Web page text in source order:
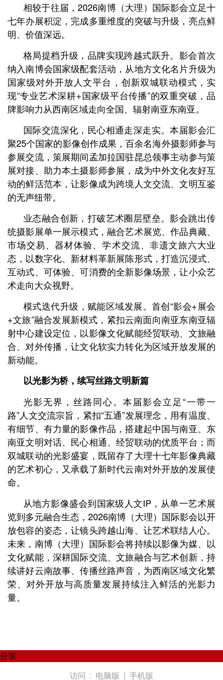
相较于往届，2026南博（大理）国际影会立足十
七年办展积淀，完成多重维度的突破与升级，亮点鲜
明、价值深远。
格局提档升级，品牌实现跨越式跃升。影会首次
纳入南博会国家级配套活动，从地方文化名片升级为
国家级对外开放人文平台，创新双城联动模式，实
现“专业艺术深耕+国家级平台传播”的双重突破，品
牌影响力从西南区域走向全国、辐射南亚东南亚。
国际交流深化，民心相通走深走实。本届影会汇
聚25个国家的影像创作成果，百余名海外摄影师参与
参展交流，策展期间孟加拉国驻昆总领事主动参与策
展对接、助力本土摄影师参展，成为中外文化友好互
动的鲜活范本，让影像成为跨境人文交流、文明互鉴
的无声纽带。
业态融合创新，打破艺术圈层壁垒。影会跳出传
统摄影展单一展示模式，融合艺术展览、作品典藏、
市场交易、器材体验、学术交流、非遗文旅六大业
态，以数字化、新材料革新展陈形式，打造沉浸式、
互动式、可体验、可消费的全新影像场景，让小众艺
术走向大众视野。
模式迭代升级，赋能区域发展。首创“影会+展会
+文旅”融合发展新模式，紧扣云南面向南亚东南亚辐
射中心建设定位，以影像文化赋能经贸联动、文旅融
合、对外传播，让文化软实力转化为区域开放发展的
新动能。
以光影为桥，续写丝路文明新篇
光影无界，丝路同心。本届影会立足“一带一
路”人文交流宗旨，紧扣“五通”发展理念，用有温度、
有细节、有力量的影像作品，搭建起中国与南亚、东
南亚文明对话、民心相通、经贸联动的优质平台；而
双城联动的光影盛宴，既留存了大理十七年影像典藏
的艺术初心，又承载了新时代云南对外开放的发展使
命。
从地方影像盛会到国家级人文IP，从单一艺术展
览到多元融合生态，2026南博（大理）国际影会以开
放包容的姿态，让镜头跨越山海、让艺术联结人心。
未来，南博（大理）国际影会将持续以影像为媒、以
文化赋能，深耕国际交流、文旅融合与艺术创新，持
续讲好云南故事、传播丝路声音，为西南区域文化繁
荣、对外开放与高质量发展持续注入鲜活的光影力
量。
分享
访问 : 电脑版 | 手机版